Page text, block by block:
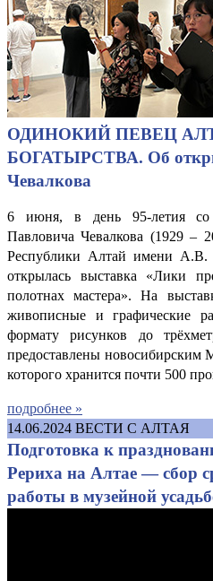
ОДИНОКИЙ ПЕВЕЦ
БОГАТЫРСТВА. Об
Чевалкова
6 июня, в день 95-летия со
Павловича Чевалкова (1929 –
Республики Алтай имени А.В.
открылась выставка «Лики
полотнах мастера». На
живописные и графические
формату рисунков до
предоставлены новосибирским
которого хранится почти 500
подробнее »
14.06.2024 ВЕСТИ С АЛТАЯ
Подготовка к
Рериха на Алтае — сбор
работы в музейной